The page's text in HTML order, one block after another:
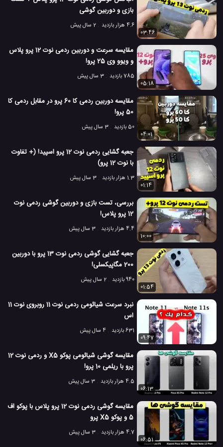
# موبایل ردمی نوت 11 پرو شیائومی
2.5 هزار بازدید
4 سال پیش بررسی تکنولوژی
بازی و دوربین گوشی
4.6 هزار بازدید
2 سال پیش
03:46
مقایسه سرعت و دوربین ردمی نوت 12 پرو پلاس
و ویوو وی 25 پرو!
785 بازدید
3 سال پیش
05:18
مقایسه دوربین ردمی کا 60 پرو در مقابل ردمی کا
50 پرو!
50 بازدید
3 سال پیش
04:01
جعبه گشایی ردمی نوت 12 پرو اسپید! (+ تفاوت
با نوت 12 پرو)
1.3 هزار بازدید
3 سال پیش
01:14
بررسی، تست بازی و دوربین گوشی ردمی نوت
12 پرو پلاس!
4.4 هزار بازدید
3 سال پیش
10:00
جعبه گشایی گوشی ردمی نوت 13 پرو با دوربین
200 مگاپیکسلی!
940 بازدید
2 سال پیش
01:54
نبرد سرعت شیائومی ردمی نوت 11 روبروی نوت 11
اس
631 بازدید
4 سال پیش
09:47
مقایسه گوشی شیائومی پوکو X5 و ردمی نوت 12
پرو با ریلمی 10 پرو!
4.5 هزار بازدید
3 سال پیش
06:13
مقایسه گوشی ردمی نوت 12 پرو پلاس با پوکو اف
5 و پوکو X5 پرو
4.7 هزار بازدید
3 سال پیش
06:51